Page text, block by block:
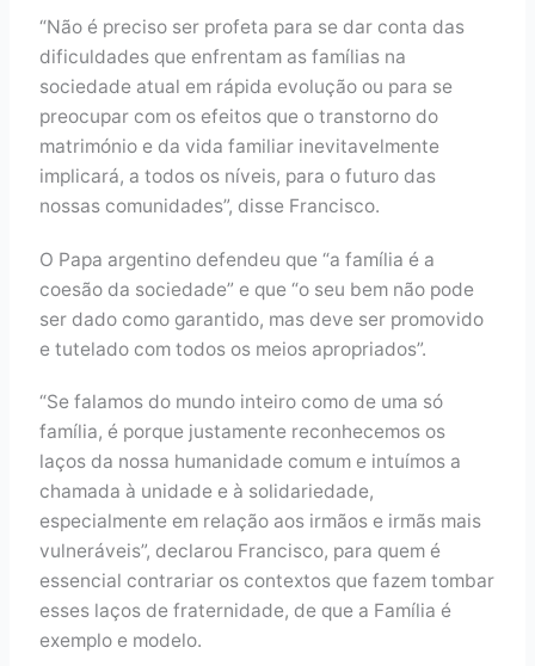
“Não é preciso ser profeta para se dar conta das
dificuldades que enfrentam as famílias na
sociedade atual em rápida evolução ou para se
preocupar com os efeitos que o transtorno do
matrimónio e da vida familiar inevitavelmente
implicará, a todos os níveis, para o futuro das
nossas comunidades”, disse Francisco.
O Papa argentino defendeu que “a família é a
coesão da sociedade” e que “o seu bem não pode
ser dado como garantido, mas deve ser promovido
e tutelado com todos os meios apropriados”.
“Se falamos do mundo inteiro como de uma só
família, é porque justamente reconhecemos os
laços da nossa humanidade comum e intuímos a
chamada à unidade e à solidariedade,
especialmente em relação aos irmãos e irmãs mais
vulneráveis”, declarou Francisco, para quem é
essencial contrariar os contextos que fazem tombar
esses laços de fraternidade, de que a Família é
exemplo e modelo.